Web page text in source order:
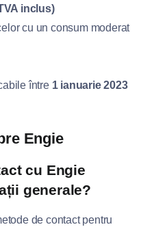
inclus)
cu un consum moderat
între 1 ianuarie 2023
Engie
cu Engie
generale?
de contact pentru